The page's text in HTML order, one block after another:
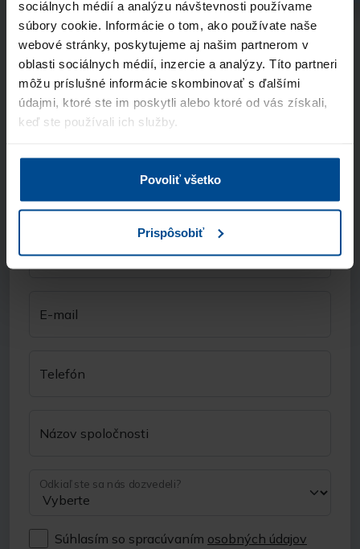
sociálnych médií a analýzu návštevnosti používame
súbory cookie. Informácie o tom, ako používate naše
webové stránky, poskytujeme aj našim partnerom v
oblasti sociálnych médií, inzercie a analýzy. Títo partneri
môžu príslušné informácie skombinovať s ďalšími
údajmi, ktoré ste im poskytli alebo ktoré od vás získali,
keď ste používali ich služby.
Povoliť všetko
Prispôsobiť
bez DPH
Extra
5 kandidátov
490 € bez DPH
Superior
Kontaktné údaje
Meno a priezvisko
E-mail
Telefón
Názov spoločnosti
Odkiaľ ste sa nás dozvedeli?
Súhlasím so spracúvaním osobných údajov